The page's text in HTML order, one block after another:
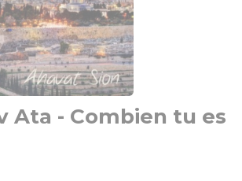
Ata - Combien tu es